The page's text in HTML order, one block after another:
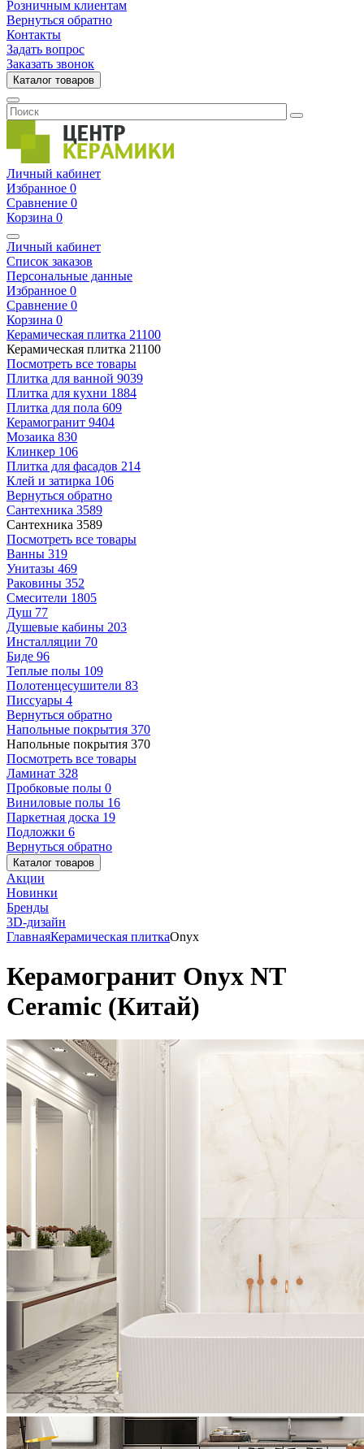
Розничным клиентам
Вернуться обратно
Контакты
Задать вопрос
Заказать звонок
Каталог товаров
Личный кабинет
Избранное 0
Сравнение 0
Корзина 0
Личный кабинет
Список заказов
Персональные данные
Избранное 0
Сравнение 0
Корзина 0
Керамическая плитка 21100
Керамическая плитка 21100
Посмотреть все товары
Плитка для ванной 9039
Плитка для кухни 1884
Плитка для пола 609
Керамогранит 9404
Мозаика 830
Клинкер 106
Плитка для фасадов 214
Клей и затирка 106
Вернуться обратно
Сантехника 3589
Сантехника 3589
Посмотреть все товары
Ванны 319
Унитазы 469
Раковины 352
Смесители 1805
Душ 77
Душевые кабины 203
Инсталляции 70
Биде 96
Теплые полы 109
Полотенцесушители 83
Писсуары 4
Вернуться обратно
Напольные покрытия 370
Напольные покрытия 370
Посмотреть все товары
Ламинат 328
Пробковые полы 0
Виниловые полы 16
Паркетная доска 19
Подложки 6
Вернуться обратно
Каталог товаров
Акции
Новинки
Бренды
3D-дизайн
ГлавнаяКерамическая плиткаOnyx
Керамогранит Onyx NT
Ceramic (Китай)